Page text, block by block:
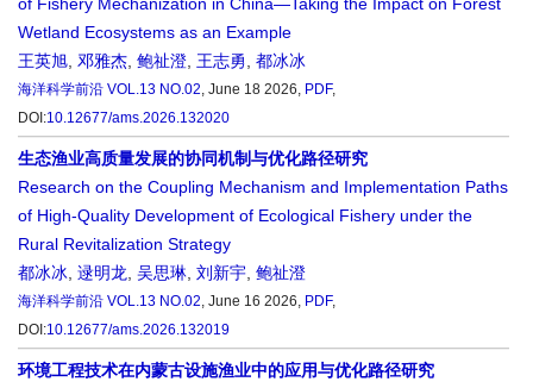
Wetland Ecosystems as an Example
王英旭 邓雅杰 鲍祉澄 王志勇 都冰冰
海洋科学前沿 VOL.13 NO.02, June 18 2026, PDF,
DOI:10.12677/ams.2026.132020
生态渔业高质量发展的协同机制与优化路径研究
Research on the Coupling Mechanism and Implementation Paths
of High-Quality Development of Ecological Fishery under the
Rural Revitalization Strategy
都冰冰 逯明龙 吴思琳 刘新宇 鲍祉澄
海洋科学前沿 VOL.13 NO.02, June 16 2026, PDF,
DOI:10.12677/ams.2026.132019
环境工程技术在内蒙古设施渔业中的应用与优化路径研究